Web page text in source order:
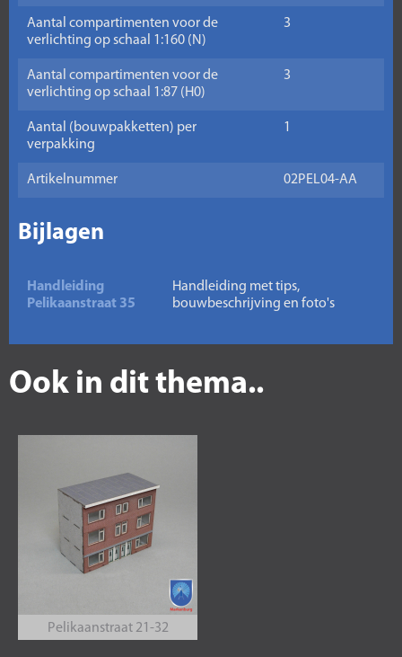
Aantal compartimenten voor de
verlichting op schaal 1:160 (N)
3
Aantal compartimenten voor de
verlichting op schaal 1:87 (H0)
3
Aantal (bouwpakketten) per
verpakking
1
Artikelnummer 02PEL04-AA
Bijlagen
Handleiding
Pelikaanstraat 35
Handleiding met tips,
bouwbeschrijving en foto's
Ook in dit thema..
Pelikaanstraat 21-32